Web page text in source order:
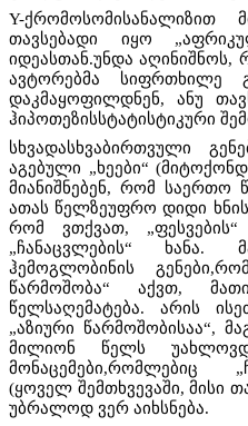
Y-ქრომოსომისანალიზით
თავსებადი იყო
იდეასთან.უნდა აღინიშნოს,
ავტორებმა სიფრთხილე
დაკმაყოფილდნენ, ანუ
ჰიპოთეზისსტატისტიკური
სხვადასხვაბირთვული
აგებული „ხეები“
მიანიშნებენ, რომ საერთო
ათას წელზეუფრო დიდი
რომ ვთქვათ,
„ჩანაცვლების“ ხანა.
ჰემოგლობინის
წარმოშობა“ აქვთ,
წელსაღემატება. არის
„აზიური წარმოშობისაა“,
მილიონ წელს
მონაცემები,რომლებიც
(ყოველ შემთხვევაში, მისი
უბრალოდ ვერ აიხსნება.